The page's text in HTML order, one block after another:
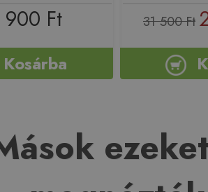
900 Ft
Kosárba
31 500 Ft